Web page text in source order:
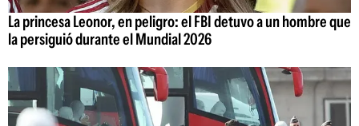
La princesa Leonor, en peligro: el FBI detuvo a un hombre que
la persiguió durante el Mundial 2026